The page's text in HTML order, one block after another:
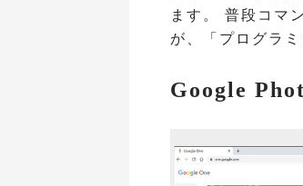
ます。 普段コマ
が、「プログラ
Google